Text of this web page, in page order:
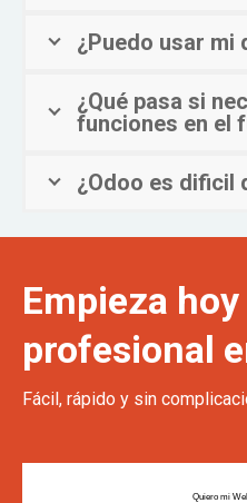
¿Puedo usar mi
¿Qué pasa si
funciones en el
¿Odoo es dificil
Empieza
profesional
Fácil, rápido y sin
Quiero mi